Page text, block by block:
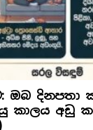
දිනපතා
අඩු